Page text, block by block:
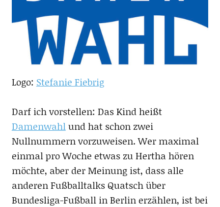
Logo: Stefanie Fiebrig
Darf ich vorstellen: Das Kind heißt
Damenwahlund hat schon zwei
Nullnummern vorzuweisen. Wer maximal
einmal pro Woche etwas zu Hertha hören
möchte, aber der Meinung ist, dass alle
anderen Fußballtalks Quatsch über
Bundesliga-Fußball in Berlin erzählen, ist bei